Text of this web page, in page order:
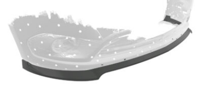
Ajouter
wishlist